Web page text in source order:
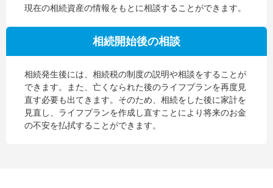
現在の相続資産の情報をもとに相談することができます。
相続開始後の相談
相続発生後には、相続税の制度の説明や相談をすることが
できます。また、亡くなられた後のライフプランを再度見
直す必要も出てきます。そのため、相続をした後に家計を
見直し、ライフプランを作成し直すことにより将来のお金
の不安を払拭することができます。